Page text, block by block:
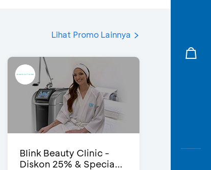
Lihat Promo Lainnya
Blink Beauty Clinic -
Diskon 25% & Specia...